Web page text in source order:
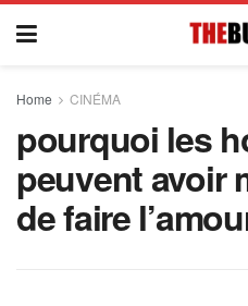
Home CINÉMA
pourquoi les
peuvent avoir
de faire